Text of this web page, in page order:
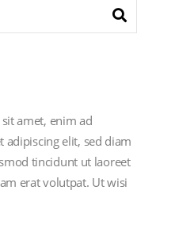
amet, enim ad
adipiscing elit, sed diam
tincidunt ut laoreet
erat volutpat. Ut wisi